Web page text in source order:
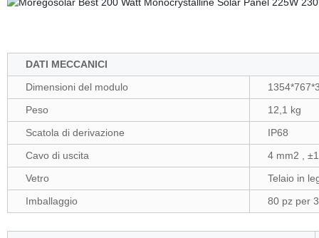
DATI MECCANICI
Dimensioni del modulo
Peso
12,1 kg
Scatola di derivazione
IP68
Cavo di uscita
4 mm2 ,
Vetro
Telaio in
Imballaggio
80 pz per